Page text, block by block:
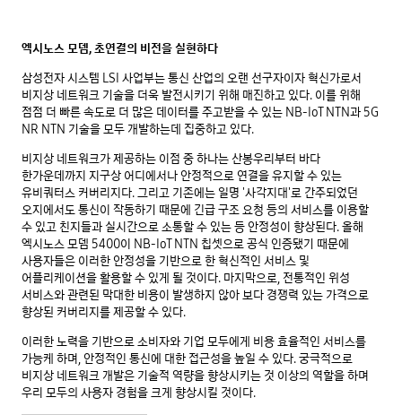
엑시노스 모뎀, 초연결의 비전을 실현하다
삼성전자 시스템 LSI 사업부는 통신 산업의 오랜 선구자이자 혁신가로서
비지상 네트워크 기술을 더욱 발전시키기 위해 매진하고 있다. 이를 위해
점점 더 빠른 속도로 더 많은 데이터를 주고받을 수 있는 NB-IoT NTN과 5G
NR NTN 기술을 모두 개발하는데 집중하고 있다.
비지상 네트워크가 제공하는 이점 중 하나는 산봉우리부터 바다
한가운데까지 지구상 어디에서나 안정적으로 연결을 유지할 수 있는
유비쿼터스 커버리지다. 그리고 기존에는 일명 '사각지대'로 간주되었던
오지에서도 통신이 작동하기 때문에 긴급 구조 요청 등의 서비스를 이용할
수 있고 친지들과 실시간으로 소통할 수 있는 등 안정성이 향상된다. 올해
엑시노스 모뎀 5400이 NB-IoT NTN 칩셋으로 공식 인증됐기 때문에
사용자들은 이러한 안정성을 기반으로 한 혁신적인 서비스 및
어플리케이션을 활용할 수 있게 될 것이다. 마지막으로, 전통적인 위성
서비스와 관련된 막대한 비용이 발생하지 않아 보다 경쟁력 있는 가격으로
향상된 커버리지를 제공할 수 있다.
이러한 노력을 기반으로 소비자와 기업 모두에게 비용 효율적인 서비스를
가능케 하며, 안정적인 통신에 대한 접근성을 높일 수 있다. 궁극적으로
비지상 네트워크 개발은 기술적 역량을 향상시키는 것 이상의 역할을 하며
우리 모두의 사용자 경험을 크게 향상시킬 것이다.